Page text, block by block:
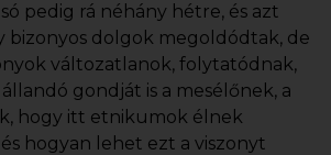
pedig rá néhány hétre, és azt
bizonyos dolgok megoldódtak, de
változatlanok, folytatódnak,
gondját is a mesélőnek, a
hogy itt etnikumok élnek
hogyan lehet ezt a viszonyt